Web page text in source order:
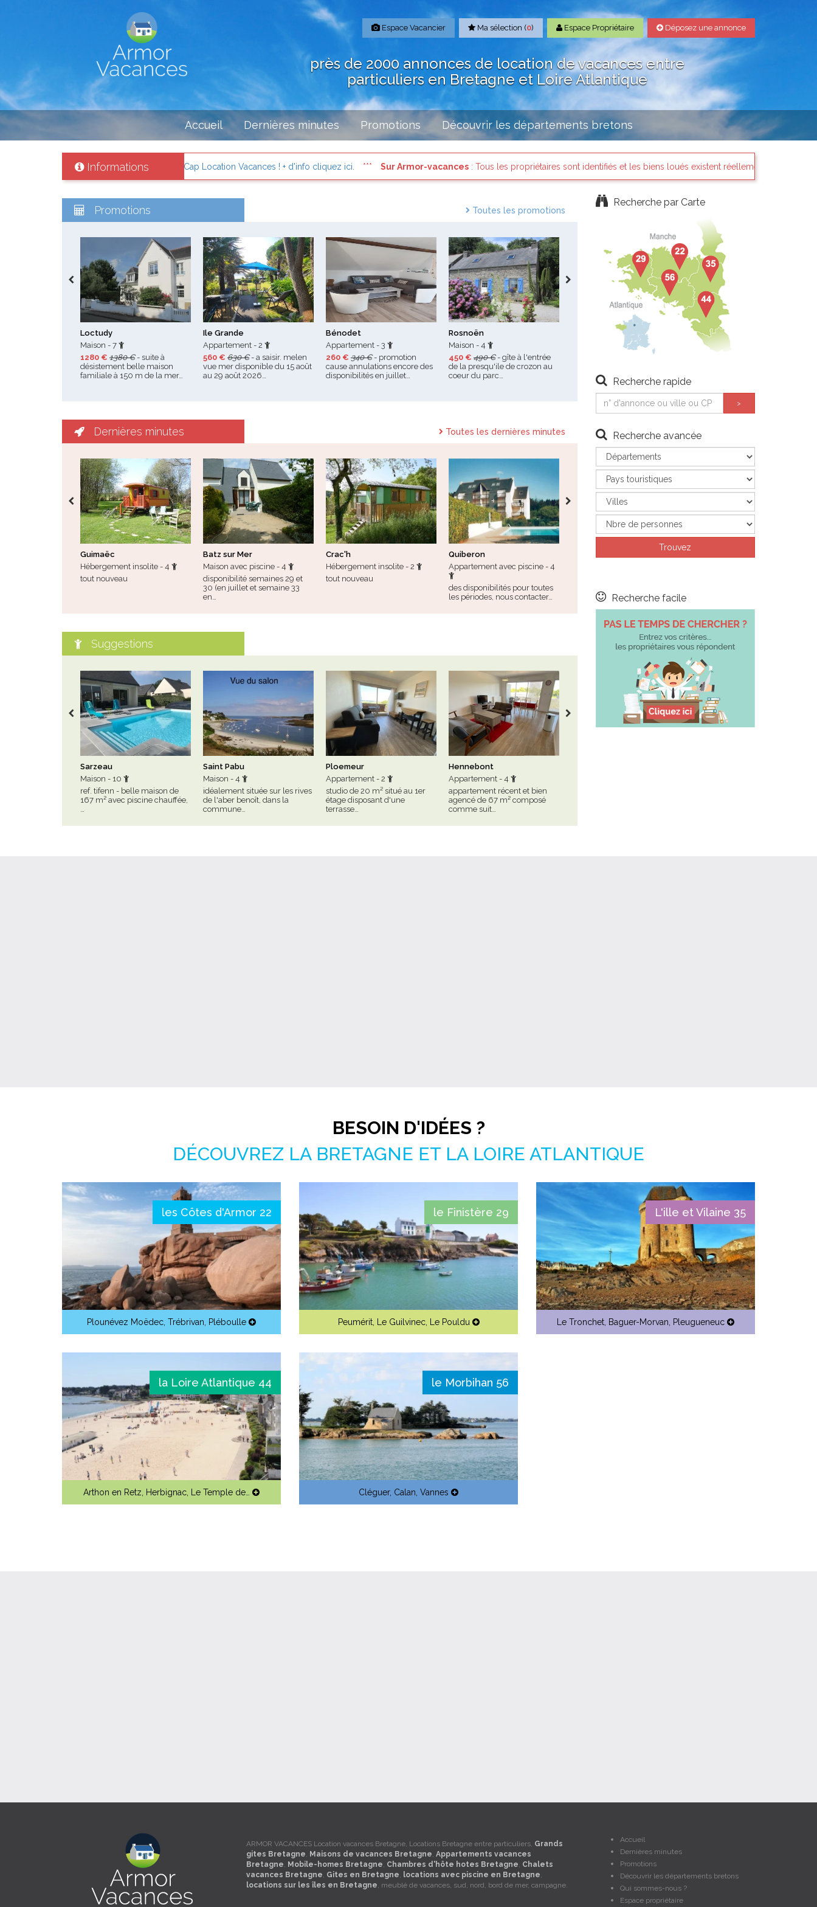
Espace Vacancier Ma sélection (0) Espace Propriétaire Déposez une annonce
près de 2000 annonces de location de vacances entre
particuliers en Bretagne et Loire Atlantique
Accueil Dernières minutes Promotions Découvrir les départements bretons
Informations
votre location de vacances avec Cap Location Vacances ! + d'info cliquez ici. Sur Armor-vacances: Tous les propriétaires sont identifiés et les biens loués existent réellement.
Promotions Toutes les promotions
Loctudy
Maison - 7
1280 € 1380 €- suite à
désistement belle maison
familiale à 150 m de la mer…
Ile Grande
Appartement - 2
560 € 630 €- a saisir. melen
vue mer disponible du 15 août
au 29 août 2026…
Bénodet
Appartement - 3
260 € 340 €- promotion
cause annulations encore des
disponibilités en juillet…
Rosnoën
Maison - 4
450 € 490 €- gîte à l'entrée
de la presqu'ile de crozon au
coeur du parc…
Tredrez Locquemeau
n’hésitez pas à appeler le
propriétaire…
Lanmodez
Maison - 5
Dernières minutes Toutes les dernières minutes
Guimaëc
Hébergement insolite - 4
tout nouveau
Batz sur Mer
Maison avec piscine - 4
disponibilité semaines 29 et
30 (en juillet et semaine 33
en…
Crac'h
Hébergement insolite - 2
tout nouveau
Quiberon
Appartement avec piscine - 4
des disponibilités pour toutes
les périodes, nous contacter…
Suggestions
Sarzeau
Maison - 10
ref. tifenn - belle maison de
167 m² avec piscine chauffée,
Saint Pabu
Maison - 4
idéalement située sur les rives
de l'aber benoît, dans la
commune…
Ploemeur
Appartement - 2
studio de 20 m² situé au 1er
étage disposant d'une
terrasse…
Hennebont
Appartement - 4
appartement récent et bien
agencé de 67 m² composé
comme suit…
Recherche par Carte
Recherche rapide
Recherche avancée
Recherche facile
BESOIN D'IDÉES ?
DÉCOUVREZ LA BRETAGNE ET LA LOIRE ATLANTIQUE
les Côtes d'Armor 22
Plounévez Moëdec Trébrivan Pléboulle
le Finistère 29
Peumérit, Le Guilvinec, Le Pouldu
L'ille et Vilaine 35
Le Tronchet Baguer-Morvan Pleugueneuc
la Loire Atlantique 44
Arthon en Retz Herbignac Le Temple de…
le Morbihan 56
Cléguer, Calan Vannes
ARMOR VACANCES Location vacances Bretagne, Locations Bretagne entre particuliers, Grands
gites Bretagne Maisons de vacances Bretagne Appartements vacances
Bretagne Mobile-homes Bretagne Chambres d'hôte hotes Bretagne Chalets
vacances Bretagne Gites en Bretagne locations avec piscine en Bretagne
locations sur les îles en Bretagne , meublé de vacances, sud, nord, bord de mer, campagne.
Accueil
Dernières minutes
Promotions
Découvrir les départements bretons
Qui sommes-nous ?
Espace propriétaire